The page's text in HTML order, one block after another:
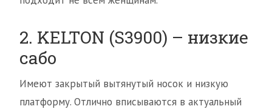
2. KELTON (S3900) – низкие
сабо
Имеют закрытый вытянутый носок и низкую
платформу. Отлично вписываются в актуальный